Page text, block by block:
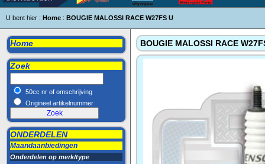
U bent hier : Home : BOUGIE MALOSSI RACE W27FS U
Home
Zoek
50cc nr of omschrijving
Origineel artikelnummer
ONDERDELEN
Maandaanbiedingen
Onderdelen op merk/type
BOUGIE MALOSSI RACE